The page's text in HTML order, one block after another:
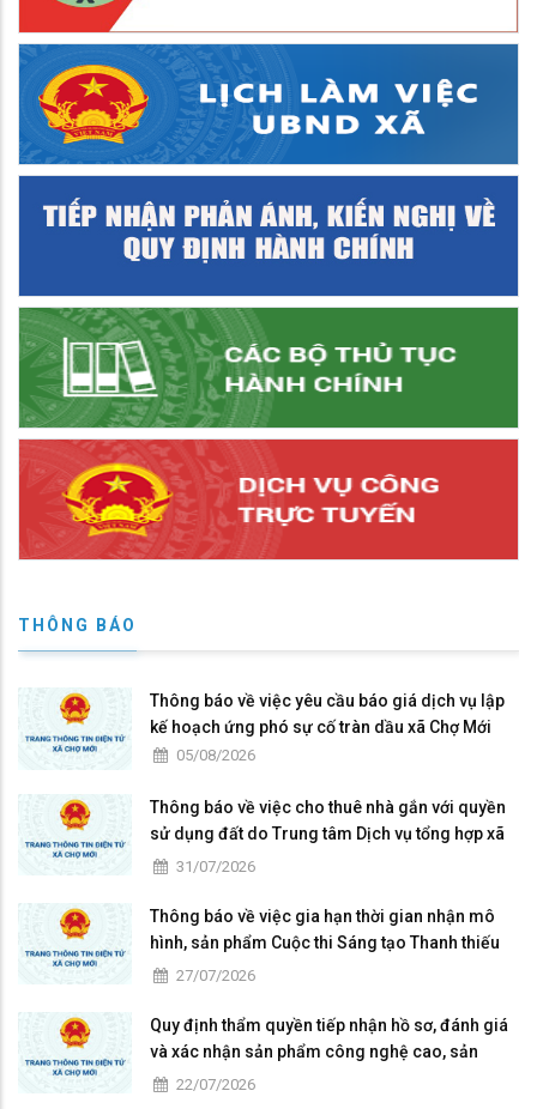
THÔNG BÁO
Thông báo về việc yêu cầu báo giá dịch vụ lập
kế hoạch ứng phó sự cố tràn dầu xã Chợ Mới
05/08/2026
Thông báo về việc cho thuê nhà gắn với quyền
sử dụng đất do Trung tâm Dịch vụ tổng hợp xã
Chợ Mới quản lý, khai thác
31/07/2026
Thông báo về việc gia hạn thời gian nhận mô
hình, sản phẩm Cuộc thi Sáng tạo Thanh thiếu
niên, nhi đồng lần thứ I năm 2026 trên địa bàn
27/07/2026
Quy định thẩm quyền tiếp nhận hồ sơ, đánh giá
và xác nhận sản phẩm công nghệ cao, sản
phẩm công nghệ chiến lược
22/07/2026